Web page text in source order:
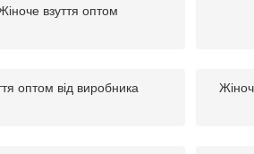
взуття оптом
оптом від виробника